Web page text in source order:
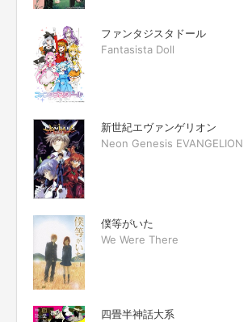
ファンタジスタドール
Fantasista Doll
新世紀エヴァンゲリオン
Neon Genesis EVANGELION
僕等がいた
We Were There
四畳半神話大系